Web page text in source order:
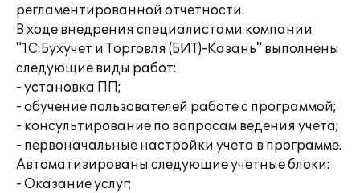
регламентированной отчетности.
В ходе внедрения специалистами компании
"1С:Бухучет и Торговля (БИТ)-Казань" выполнены
следующие виды работ:
- установка ПП;
- обучение пользователей работе с программой;
- консультирование по вопросам ведения учета;
- первоначальные настройки учета в программе.
Автоматизированы следующие учетные блоки:
- Оказание услуг;